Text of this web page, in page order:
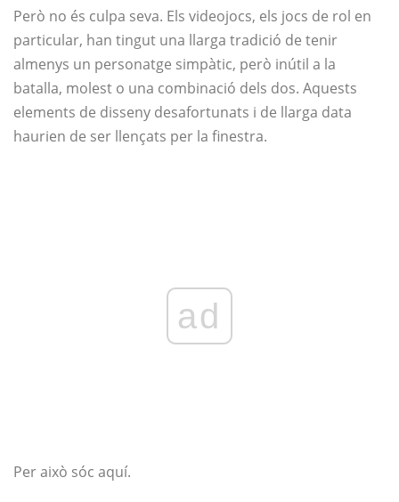
Però no és culpa seva. Els videojocs, els jocs de rol en
particular, han tingut una llarga tradició de tenir
almenys un personatge simpàtic, però inútil a la
batalla, molest o una combinació dels dos. Aquests
elements de disseny desafortunats i de llarga data
haurien de ser llençats per la finestra.
ad
Per això sóc aquí.